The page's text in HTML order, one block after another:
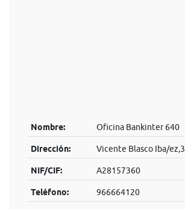
Nombre: Oficina Bankinter 640
Dirección: Vicente Blasco Iba/ez,3
NIF/CIF: A28157360
Teléfono: 966664120